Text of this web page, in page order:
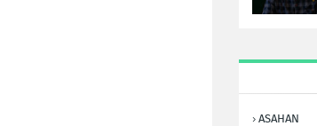
Fitnah
ASAHAN